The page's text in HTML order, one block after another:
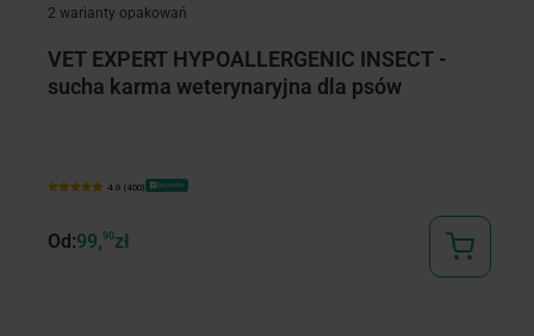
2 warianty opakowań
VET EXPERT HYPOALLERGENIC INSECT -
sucha karma weterynaryjna dla psów
4.9 (400) Bestseller
Od:99,90zł